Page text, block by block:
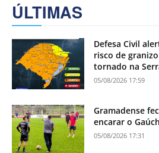
ÚLTIMAS
Defesa Civil
risco de
tornado na
05/08/2026 17:59
Gramadense
encarar o
05/08/2026 17:31